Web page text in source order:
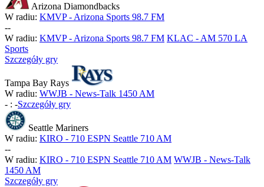
Arizona Diamondbacks
W radiu: KMVP - Arizona Sports 98.7 FM
--
W radiu: KMVP - Arizona Sports 98.7 FM KLAC - AM 570 LA
Sports
Szczegóły gry
Tampa Bay Rays
W radiu: WWJB - News-Talk 1450 AM
- : -Szczegóły gry
Seattle Mariners
W radiu: KIRO - 710 ESPN Seattle 710 AM
--
W radiu: KIRO - 710 ESPN Seattle 710 AM WWJB - News-Talk
1450 AM
Szczegóły gry